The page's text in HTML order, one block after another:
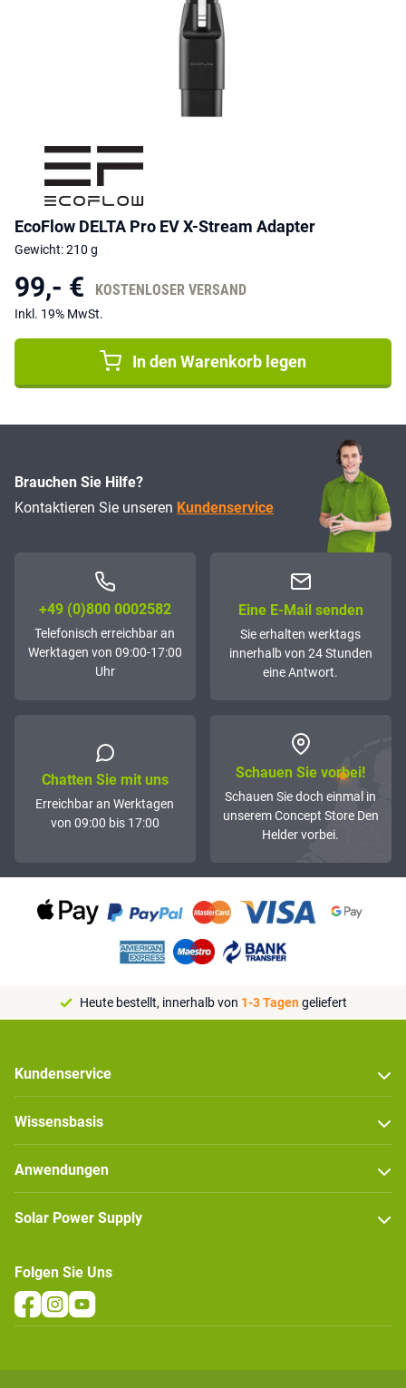
EcoFlow DELTA Pro EV X-Stream Adapter
Gewicht: 210 g
99,- € KOSTENLOSER VERSAND
Inkl. 19% MwSt.
In den Warenkorb legen
Brauchen Sie Hilfe?
Kontaktieren Sie unseren Kundenservice
+49 (0)800 0002582
Telefonisch erreichbar an
Werktagen von 09:00-17:00
Uhr
Eine E-Mail senden
Sie erhalten werktags
innerhalb von 24 Stunden
eine Antwort.
Chatten Sie mit uns
Erreichbar an Werktagen
von 09:00 bis 17:00
Schauen Sie vorbei!
Schauen Sie doch einmal in
unserem Concept Store Den
Helder vorbei.
Heute bestellt, innerhalb von 1-3 Tagengeliefert
Kundenservice
Wissensbasis
Anwendungen
Solar Power Supply
Folgen Sie Uns